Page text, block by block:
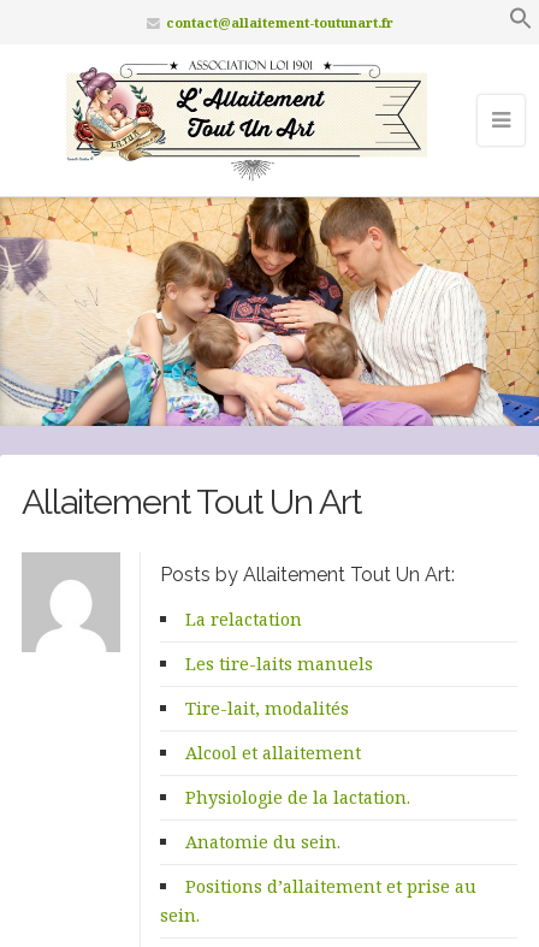
contact@allaitement-toutunart.fr
Allaitement Tout Un Art
Posts by Allaitement Tout Un Art:
La relactation
Les tire-laits manuels
Tire-lait, modalités
Alcool et allaitement
Physiologie de la lactation.
Anatomie du sein.
Positions d’allaitement et prise au
sein.